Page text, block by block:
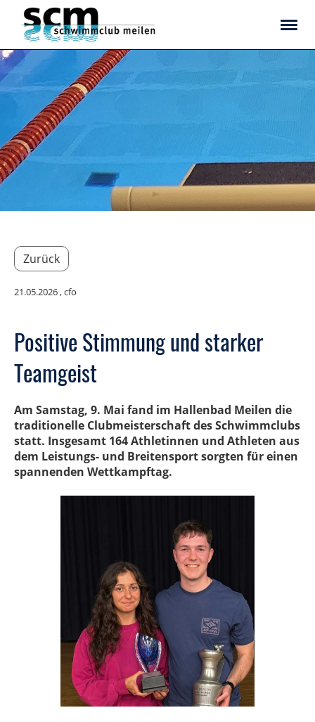
Zurück
21.05.2026, cfo
Positive Stimmung und starker
Teamgeist
Am Samstag, 9. Mai fand im Hallenbad Meilen die
traditionelle Clubmeisterschaft des Schwimmclubs
statt. Insgesamt 164 Athletinnen und Athleten aus
dem Leistungs- und Breitensport sorgten für einen
spannenden Wettkampftag.